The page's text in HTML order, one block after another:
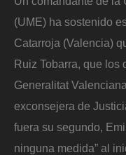
(UME) ha sostenido
Catarroja (Valencia)
Ruiz Tobarra, que los
Generalitat
exconsejera de
fuera su segundo,
ninguna medida” al